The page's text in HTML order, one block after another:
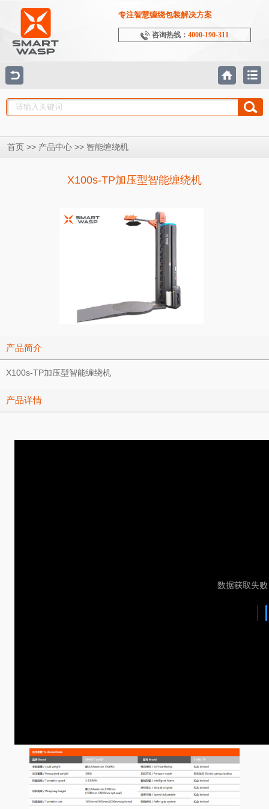
专注智慧缠绕包装解决方案
咨询热线： 4000-190-311
首页 >> 产品中心 >> 智能缠绕机
X100s-TP加压型智能缠绕机
产品简介
X100s-TP加压型智能缠绕机
产品详情